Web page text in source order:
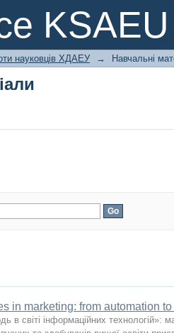
KSAEU
науковців ХДАЕУ → Навчальні
in marketing: from automation
в світі інформаційних технологій»: